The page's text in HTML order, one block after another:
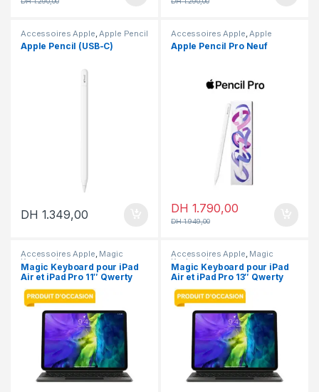
Accessoires Apple Apple Pencil
Apple Pencil (USB-C)
DH 1.349,00
Accessoires Apple Apple
Pencil En promotion
Apple Pencil Pro Neuf
DH 1.790,00
DH1.949,00
Accessoires Apple, Magic
Keyboard
Magic Keyboard pour iPad
Air et iPad Pro 11″ Qwerty
Occasion
Accessoires Apple, Magic
Keyboard
Magic Keyboard pour iPad
Air et iPad Pro 13″ Qwerty
Occasion